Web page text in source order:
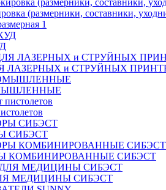
(размерники, составники,
1
ЛАЗЕРНЫХ и СТРУЙНЫХ
СИБЭСТ
КОМБИНИРОВАННЫЕ СИБЭСТ
МЕДИЦИНЫ СИБЭСТ